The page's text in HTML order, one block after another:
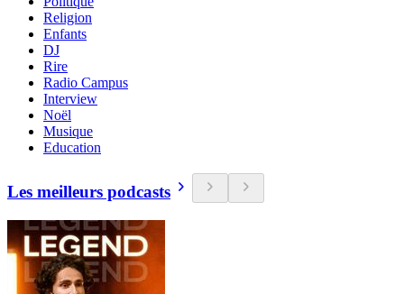
Religion
Enfants
DJ
Rire
Radio Campus
Interview
Noël
Musique
Education
Les meilleurs podcasts